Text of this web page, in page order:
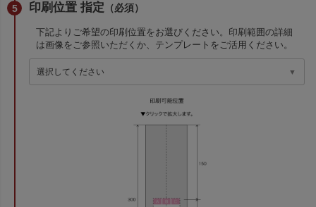
印刷位置 指定 （必須）
下記よりご希望の印刷位置をお選びください。印刷範囲の詳細
は画像をご参照いただくか、テンプレートをご活用ください。